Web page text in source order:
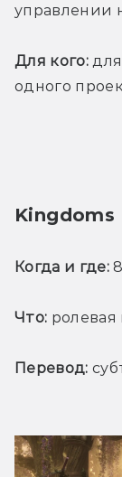
управлении
Для кого: для
одного
Kingdoms
Когда и где: 8
Что: ролевая
Перевод: